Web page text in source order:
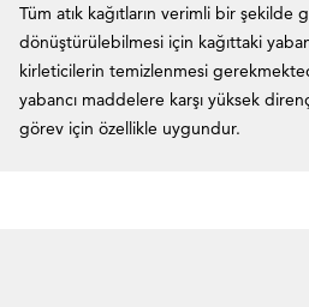
Tüm atık kağıtların verimli bir şekilde
dönüştürülebilmesi için kağıttaki
kirleticilerin temizlenmesi gerekmektedir.
yabancı maddelere karşı yüksek
görev için özellikle uygundur.